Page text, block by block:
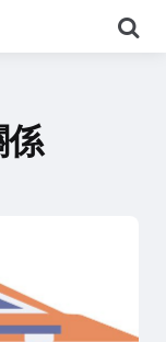
尋
係